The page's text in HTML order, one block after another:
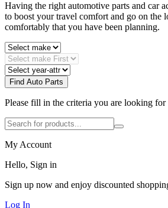
Having the right automotive parts and car
to boost your travel comfort and go on the
comfortably that you have been planning.
Find Auto Parts
Please fill in the criteria you are looking for
My Account
Hello, Sign in
Sign up now and enjoy discounted
Log In